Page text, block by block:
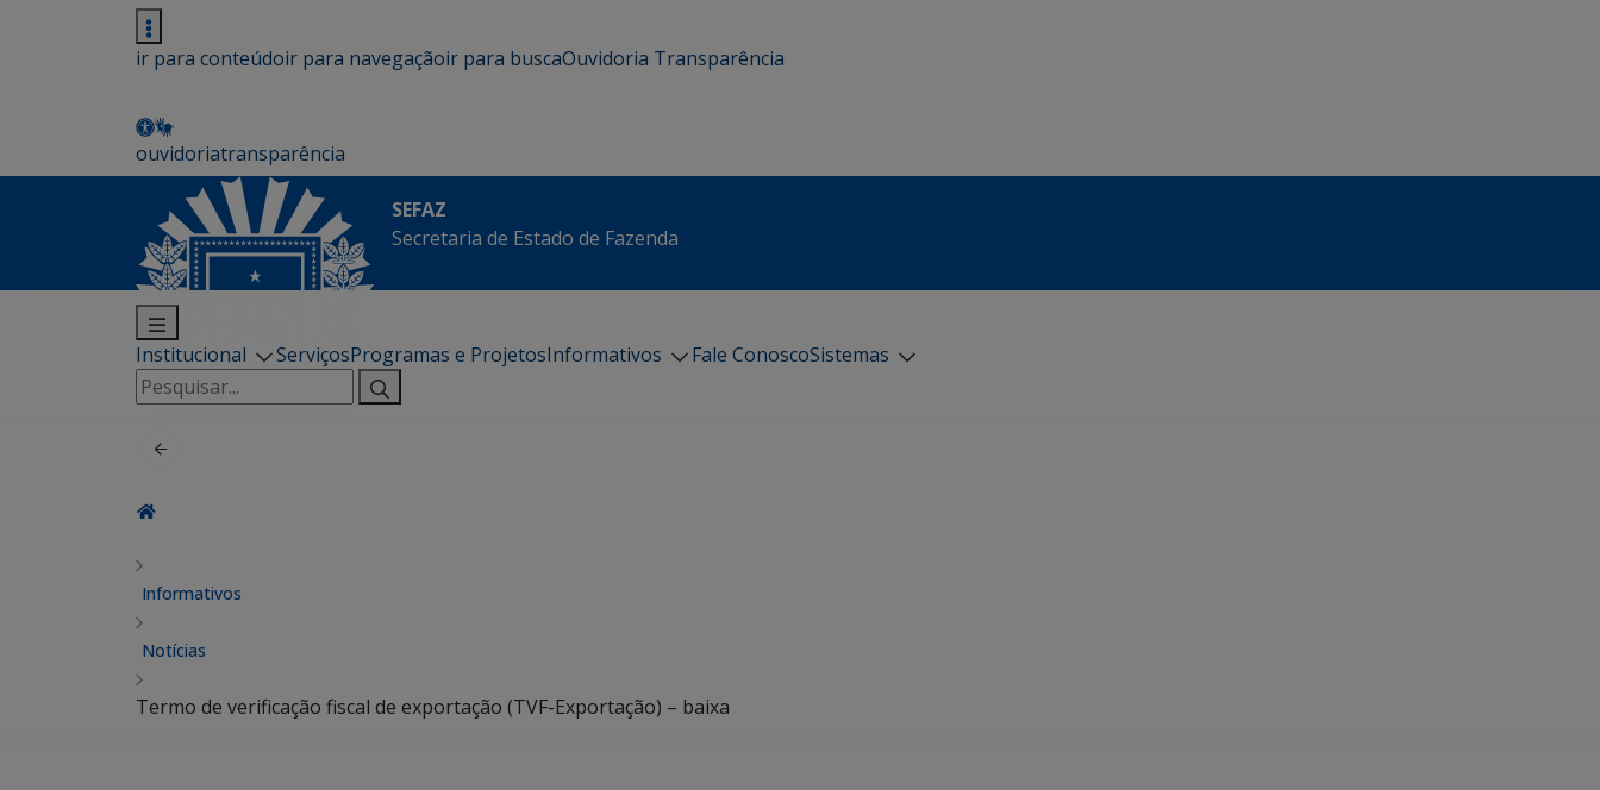
ir para conteúdoir para navegaçãoir para buscaOuvidoria Transparência
ouvidoriatransparência
SEFAZ
Secretaria de Estado de Fazenda
Institucional ServiçosProgramas e ProjetosInformativos Fale ConoscoSistemas
Pesquisar
por:
Informativos
Notícias
Termo de verificação fiscal de exportação (TVF-Exportação) – baixa